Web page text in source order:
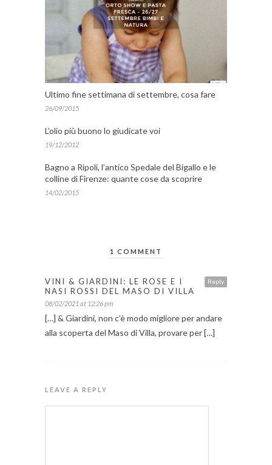
Ultimo fine settimana di settembre, cosa fare
26/09/2015
L’olio più buono lo giudicate voi
19/12/2012
Bagno a Ripoli, l’antico Spedale del Bigallo e le
colline di Firenze: quante cose da scoprire
14/02/2015
1 COMMENT
Reply
VINI & GIARDINI: LE ROSE E I
NASI ROSSI DEL MASO DI VILLA
08/02/2021 at 12:26 pm
[…] & Giardini, non c’è modo migliore per andare
alla scoperta del Maso di Villa, provare per […]
LEAVE A REPLY